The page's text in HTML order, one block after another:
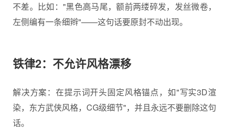
不差。比如："黑色高马尾，额前两缕碎发，发丝微卷，
左侧编有一条细辫"——这句话要原封不动出现。
铁律2：不允许风格漂移
解决方案：在提示词开头固定风格锚点，如"写实3D渲
染，东方武侠风格，CG级细节"，并且永远不要删除这句
话。